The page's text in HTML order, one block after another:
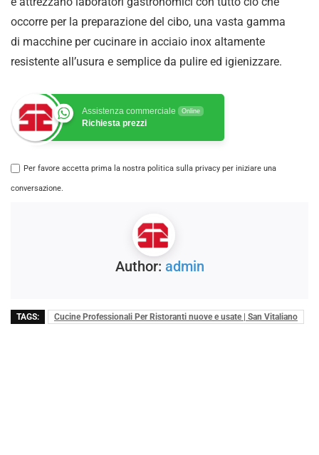
occorre per la preparazione del cibo, una vasta gamma
di macchine per cucinare in acciaio inox altamente
resistente all’usura e semplice da pulire ed igienizzare.
Assistenza commerciale Online
Richiesta prezzi
Per favore accetta prima la nostra politica sulla privacy per iniziare una
conversazione.
Author: admin
TAGS: Cucine Professionali Per Ristoranti nuove e usate | San Vitaliano